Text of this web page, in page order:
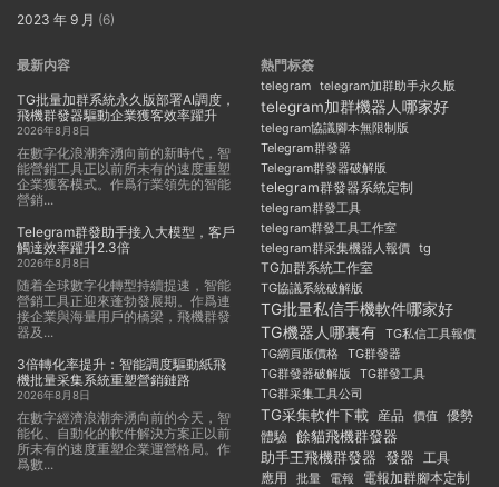
2023 年 9 月 (6)
最新内容
TG批量加群系統永久版部署AI調度，
飛機群發器驅動企業獲客效率躍升
2026年8月8日
在數字化浪潮奔湧向前的新時代，智
能營銷工具正以前所未有的速度重塑
企業獲客模式。作爲行業領先的智能
營銷...
Telegram群發助手接入大模型，客戶
觸達效率躍升2.3倍
2026年8月8日
随着全球數字化轉型持續提速，智能
營銷工具正迎來蓬勃發展期。作爲連
接企業與海量用戶的橋梁，飛機群發
器及...
3倍轉化率提升：智能調度驅動紙飛
機批量采集系統重塑營銷鏈路
2026年8月8日
在數字經濟浪潮奔湧向前的今天，智
能化、自動化的軟件解決方案正以前
所未有的速度重塑企業運營格局。作
爲數...
熱門标簽
telegram telegram加群助手永久版
telegram加群機器人哪家好
telegram協議腳本無限制版
Telegram群發器
Telegram群發器破解版
telegram群發器系統定制
telegram群發工具
telegram群發工具工作室
telegram群采集機器人報價 tg
TG加群系統工作室
TG協議系統破解版
TG批量私信手機軟件哪家好
TG機器人哪裏有 TG私信工具報價
TG網頁版價格
TG群發器
TG群發器破解版
TG群發工具
TG群采集工具公司
TG采集軟件下載 産品 價值 優勢
體驗 餘貓飛機群發器
助手王飛機群發器 發器 工具
應用
批量 電報 電報加群腳本定制